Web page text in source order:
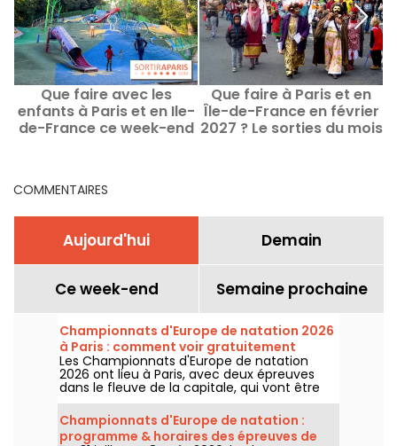
Que faire avec les
enfants à Paris et en Ile-
de-France ce week-end
Que faire à Paris et en
Île-de-France en février
2027 ? Le sorties du mois
COMMENTAIRES
Aujourd'hui Demain
Ce week-end Semaine prochaine
Championnats d'Europe de natation 2026
à Paris : comment voir gratuitement
certaines épreuves ?
Les Championnats d'Europe de natation
2026 ont lieu à Paris, avec deux épreuves
dans le fleuve de la capitale, qui vont être
plus accessibles au grand public ! Comment
observer les compétitions en eau libre et le
plongeon de haut vol, au mois d'août
prochain ?
Championnats d'Europe de natation :
programme & horaires des épreuves de